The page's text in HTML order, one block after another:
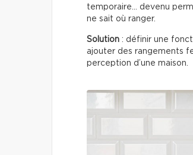
temporaire… devenu
ne sait où ranger.
Solution : définir une
ajouter des rangements
perception d’une maison.